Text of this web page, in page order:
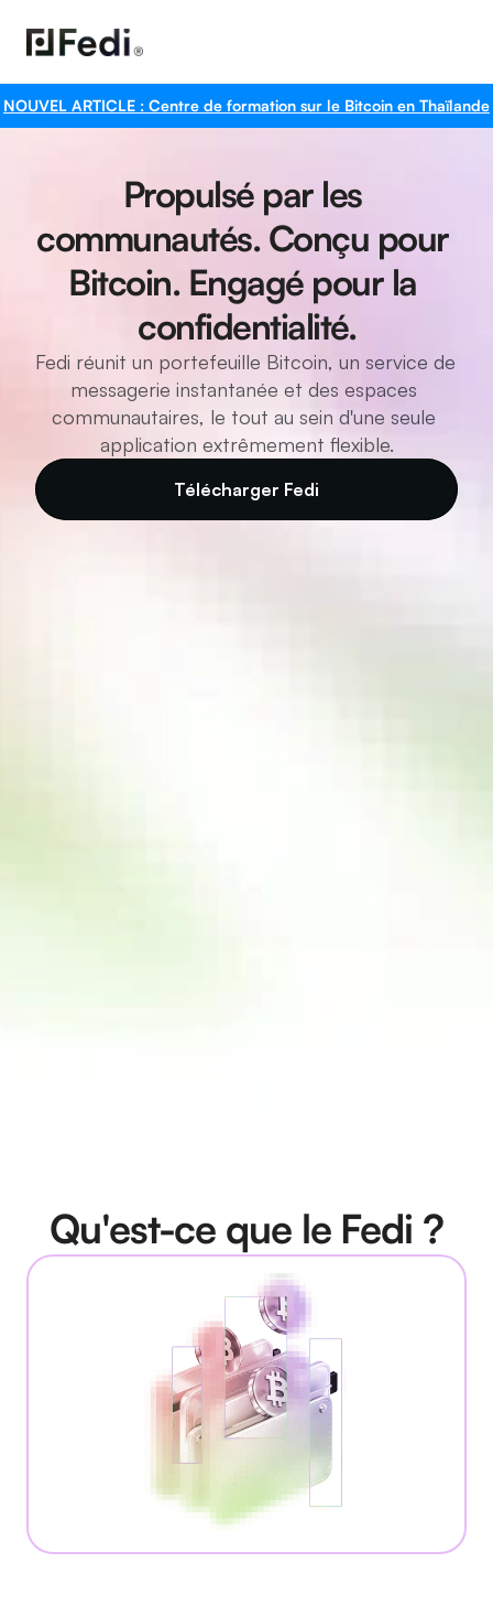
NOUVEL ARTICLE : Centre de formation sur le Bitcoin en Thaïlande
Propulsé par les
communautés. Conçu pour
Bitcoin. Engagé pour la
confidentialité.
Fedi réunit un portefeuille Bitcoin, un service de
messagerie instantanée et des espaces
communautaires, le tout au sein d'une seule
application extrêmement flexible.
Télécharger Fedi
Qu'est-ce que le Fedi ?